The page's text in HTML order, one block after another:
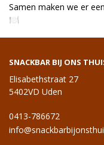
Samen maken we er
🍽️
SNACKBAR BIJ ONS
Elisabethstraat 27
5402VD Uden
0413-786672